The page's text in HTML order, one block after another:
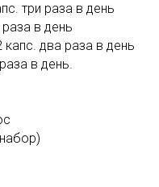
три раза в день
в день
капс. два раза в день
в день.